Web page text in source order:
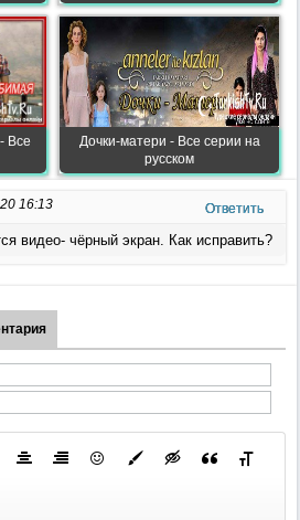
Все
Дочки-матери - Все серии на
русском
16:13 Ответить
видео- чёрный экран. Как исправить?